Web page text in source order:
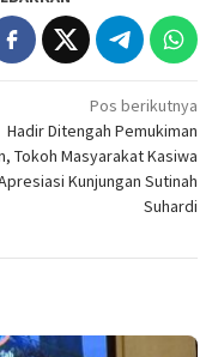
Pos berikutnya
Hadir Ditengah Pemukiman
Tokoh Masyarakat Kasiwa
Kunjungan Sutinah
Suhardi